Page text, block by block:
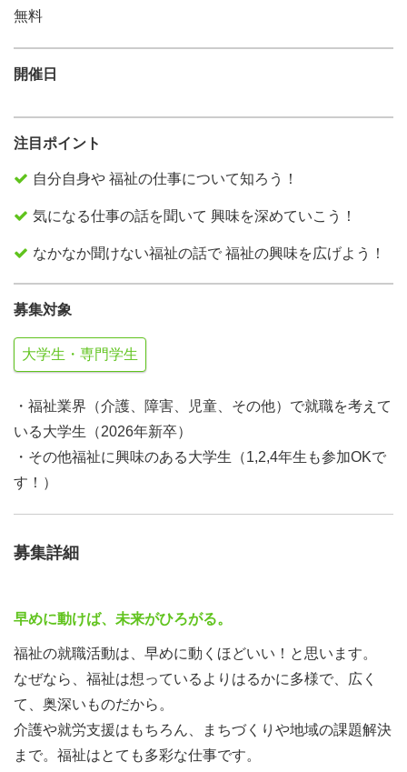
無料
開催日
注目ポイント
自分自身や 福祉の仕事について知ろう！
気になる仕事の話を聞いて 興味を深めていこう！
なかなか聞けない福祉の話で 福祉の興味を広げよう！
募集対象
大学生・専門学生
・福祉業界（介護、障害、児童、その他）で就職を考えて
いる大学生（2026年新卒）
・その他福祉に興味のある大学生（1,2,4年生も参加OKで
す！）
募集詳細
早めに動けば、未来がひろがる。
福祉の就職活動は、早めに動くほどいい！と思います。
なぜなら、福祉は想っているよりはるかに多様で、広く
て、奥深いものだから。
介護や就労支援はもちろん、まちづくりや地域の課題解決
まで。福祉はとても多彩な仕事です。